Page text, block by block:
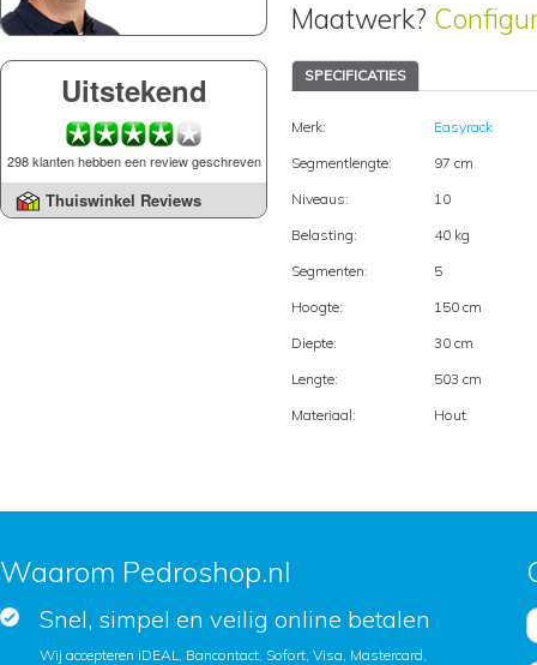
Uitstekend
298 klanten hebben een review geschreven
Thuiswinkel Reviews
Maatwerk?
SPECIFICATIES
Merk:
Easyrack
Segmentlengte:
97 cm
Niveaus:
10
Belasting:
40 kg
Segmenten:
5
Hoogte:
150 cm
Diepte:
30 cm
Lengte:
503 cm
Materiaal:
Hout
Waarom Pedroshop.nl
Snel, simpel en veilig online betalen
Wij accepteren iDEAL, Bancontact, Sofort, Visa, Mastercard,